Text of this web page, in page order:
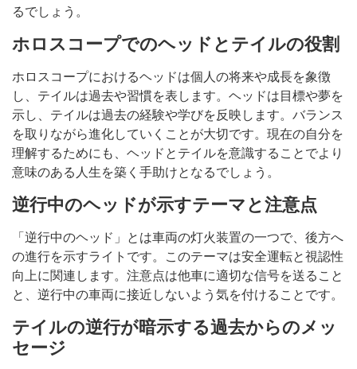
るでしょう。
ホロスコープでのヘッドとテイルの役割
ホロスコープにおけるヘッドは個人の将来や成長を象徴
し、テイルは過去や習慣を表します。ヘッドは目標や夢を
示し、テイルは過去の経験や学びを反映します。バランス
を取りながら進化していくことが大切です。現在の自分を
理解するためにも、ヘッドとテイルを意識することでより
意味のある人生を築く手助けとなるでしょう。
逆行中のヘッドが示すテーマと注意点
「逆行中のヘッド」とは車両の灯火装置の一つで、後方へ
の進行を示すライトです。このテーマは安全運転と視認性
向上に関連します。注意点は他車に適切な信号を送ること
と、逆行中の車両に接近しないよう気を付けることです。
テイルの逆行が暗示する過去からのメッ
セージ